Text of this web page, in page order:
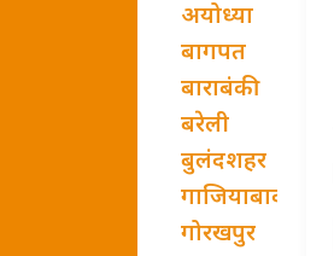
अयोध्या
बागपत
बाराबंकी
बरेली
बुलंदशहर
गाजियाबाद
गोरखपुर